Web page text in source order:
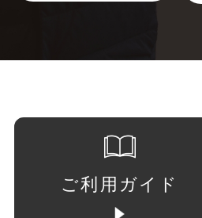
ご利用ガイド